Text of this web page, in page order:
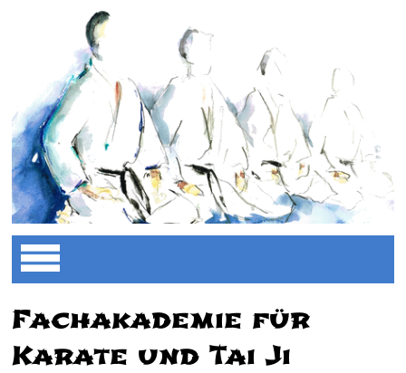
Fachakademie für
Karate und Tai Ji